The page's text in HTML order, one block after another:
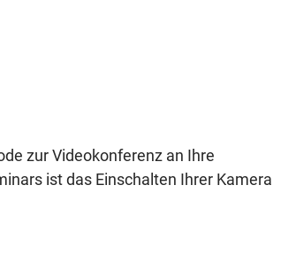
zur Videokonferenz an Ihre
ist das Einschalten Ihrer Kamera